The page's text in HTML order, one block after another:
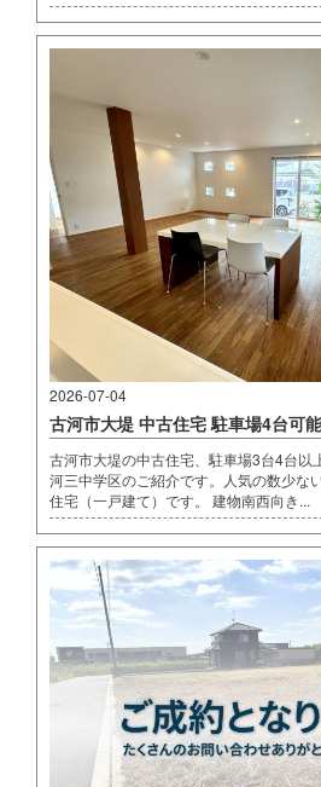
2026-07-04
古河市大堤 中古住宅 駐車場4台可能
古河市大堤の中古住宅、駐車場3台4台以
河三中学区のご紹介です。人気の数少な
住宅（一戸建て）です。 建物南西向き...